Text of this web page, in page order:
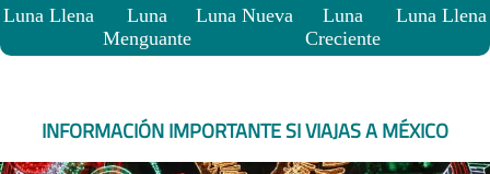
Luna Llena
Luna
Menguante
Luna Nueva
Luna
Creciente
Luna Llena
INFORMACIÓN IMPORTANTE SI VIAJAS A MÉXICO